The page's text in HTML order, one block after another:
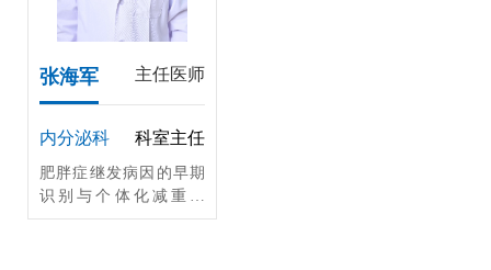
张海军 主任医师
内分泌科 科室主任
肥胖症继发病因的早期
识别与个体化减重治
疗；甲亢、甲减、甲状